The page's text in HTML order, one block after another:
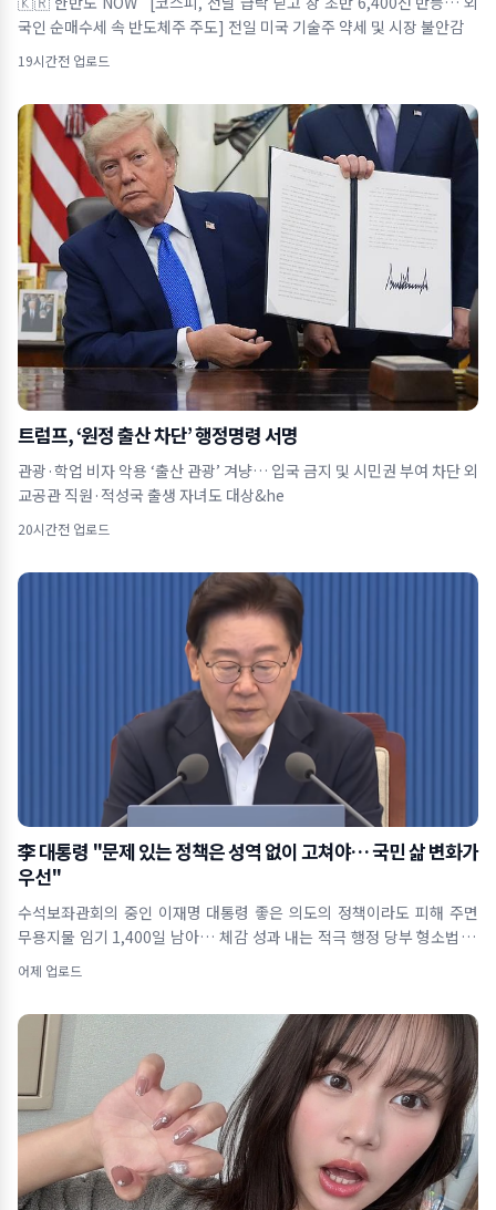
국인 순매수세 속 반도체주 주도] 전일 미국 기술주 약세 및 시장 불안감
19시간전 업로드
트럼프, ‘원정 출산 차단’ 행정명령 서명
관광·학업 비자 악용 ‘출산 관광’ 겨냥… 입국 금지 및 시민권 부여 차단 외
교공관 직원·적성국 출생 자녀도 대상&he
20시간전 업로드
李 대통령 "문제 있는 정책은 성역 없이 고쳐야… 국민 삶 변화가
우선"
수석보좌관회의 중인 이재명 대통령 좋은 의도의 정책이라도 피해 주면
무용지물 임기 1,400일 남아… 체감 성과 내는 적극 행정 당부 형소법 개
정&midd
어제 업로드